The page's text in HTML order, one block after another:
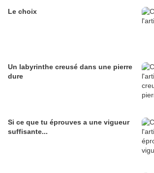
Le choix
Un labyrinthe creusé dans une pierre
dure
Si ce que tu éprouves a une vigueur
suffisante...